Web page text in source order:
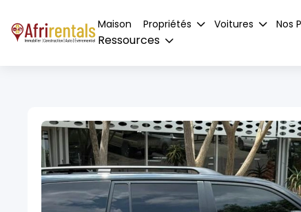
Maison Propriétés Voitures Nos
Ressources